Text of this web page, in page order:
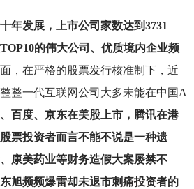
年发展，上市公司家数达到3731
的伟大公司、优质境内企业频
，在严格的股票发行核准制下，近
整一代互联网公司大多未能在中国A
百度、京东在美股上市，腾讯在港
票投资者而言不能不说是一种遗
康美药业等财务造假大案屡禁不
旭频频爆雷却未退市刺痛投资者的